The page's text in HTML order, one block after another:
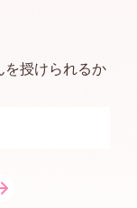
を授けられるか